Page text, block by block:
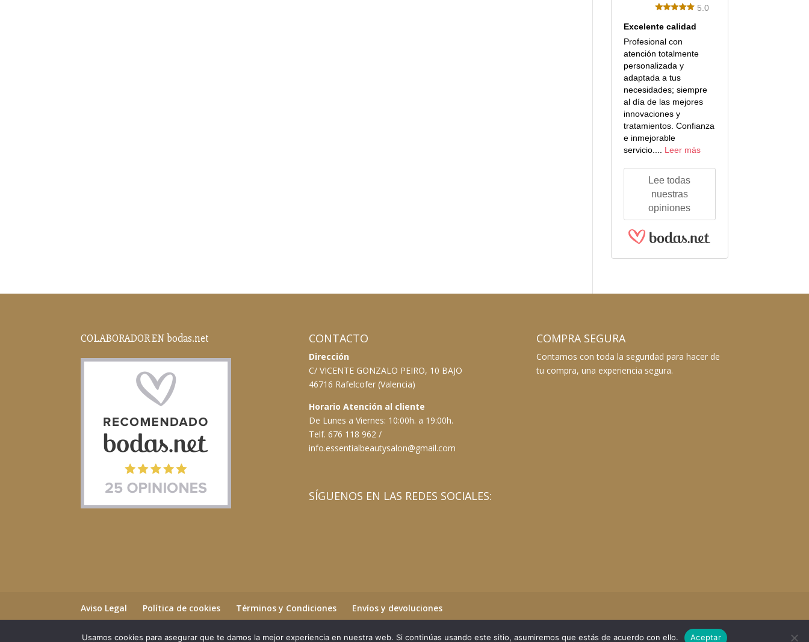
5.0
Excelente calidad
Profesional con
atención totalmente
personalizada y
adaptada a tus
necesidades; siempre
al día de las mejores
innovaciones y
tratamientos. Confianza
e inmejorable
servicio.... Leer más
Lee todas
nuestras
opiniones
COLABORADOR EN bodas.net CONTACTO
Dirección
C/ VICENTE GONZALO PEIRO, 10 BAJO
46716 Rafelcofer (Valencia)
Horario Atención al cliente
De Lunes a Viernes: 10:00h. a 19:00h.
Telf. 676 118 962 /
info.essentialbeautysalon@gmail.com
SÍGUENOS EN LAS REDES SOCIALES:
COMPRA SEGURA
Contamos con toda la seguridad para hacer de
tu compra, una experiencia segura.
Aviso Legal Política de cookies Términos y Condiciones Envíos y devoluciones
Usamos cookies para asegurar que te damos la mejor experiencia en nuestra web. Si continúas usando este sitio, asumiremos que estás de acuerdo con ello. Aceptar